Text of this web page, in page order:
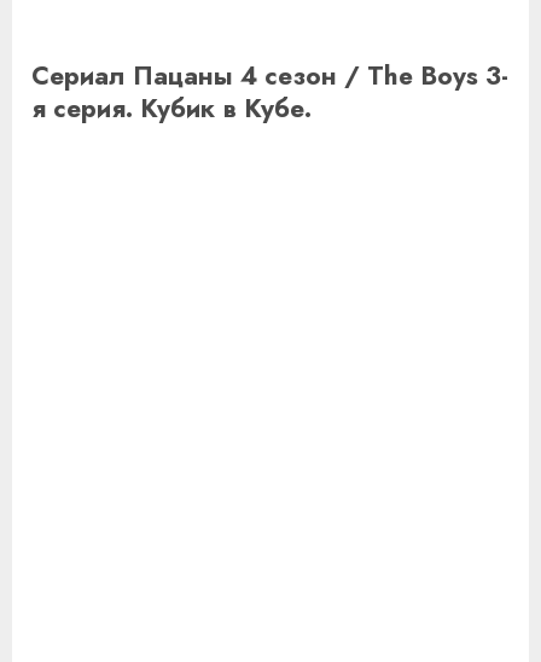
Сериал Пацаны 4 сезон / The Boys 3-
я серия. Кубик в Кубе.